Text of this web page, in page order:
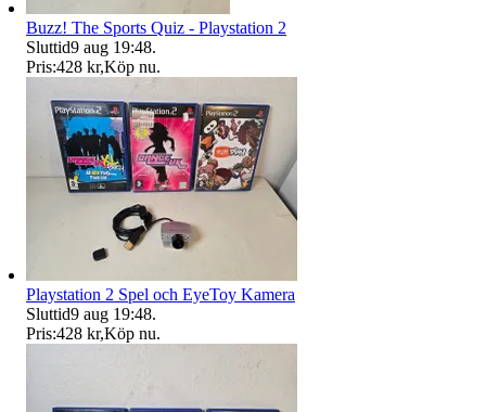
Buzz! The Sports Quiz - Playstation 2
Sluttid9 aug 19:48.
Pris:428 kr,Köp nu.
Playstation 2 Spel och EyeToy Kamera
Sluttid9 aug 19:48.
Pris:428 kr,Köp nu.